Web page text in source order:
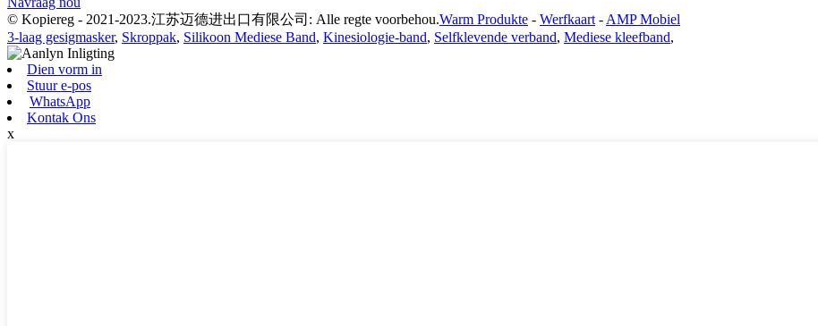
© Kopiereg - 2021-2023.江苏迈德进出口有限公司: Alle regte voorbehou.Warm Produkte - Werfkaart - AMP Mobiel
3-laag gesigmasker, Skroppak, Silikoon Mediese Band, Kinesiologie-band, Selfklevende verband, Mediese kleefband,
Dien vorm in
Stuur e-pos
WhatsApp
Kontak Ons
x